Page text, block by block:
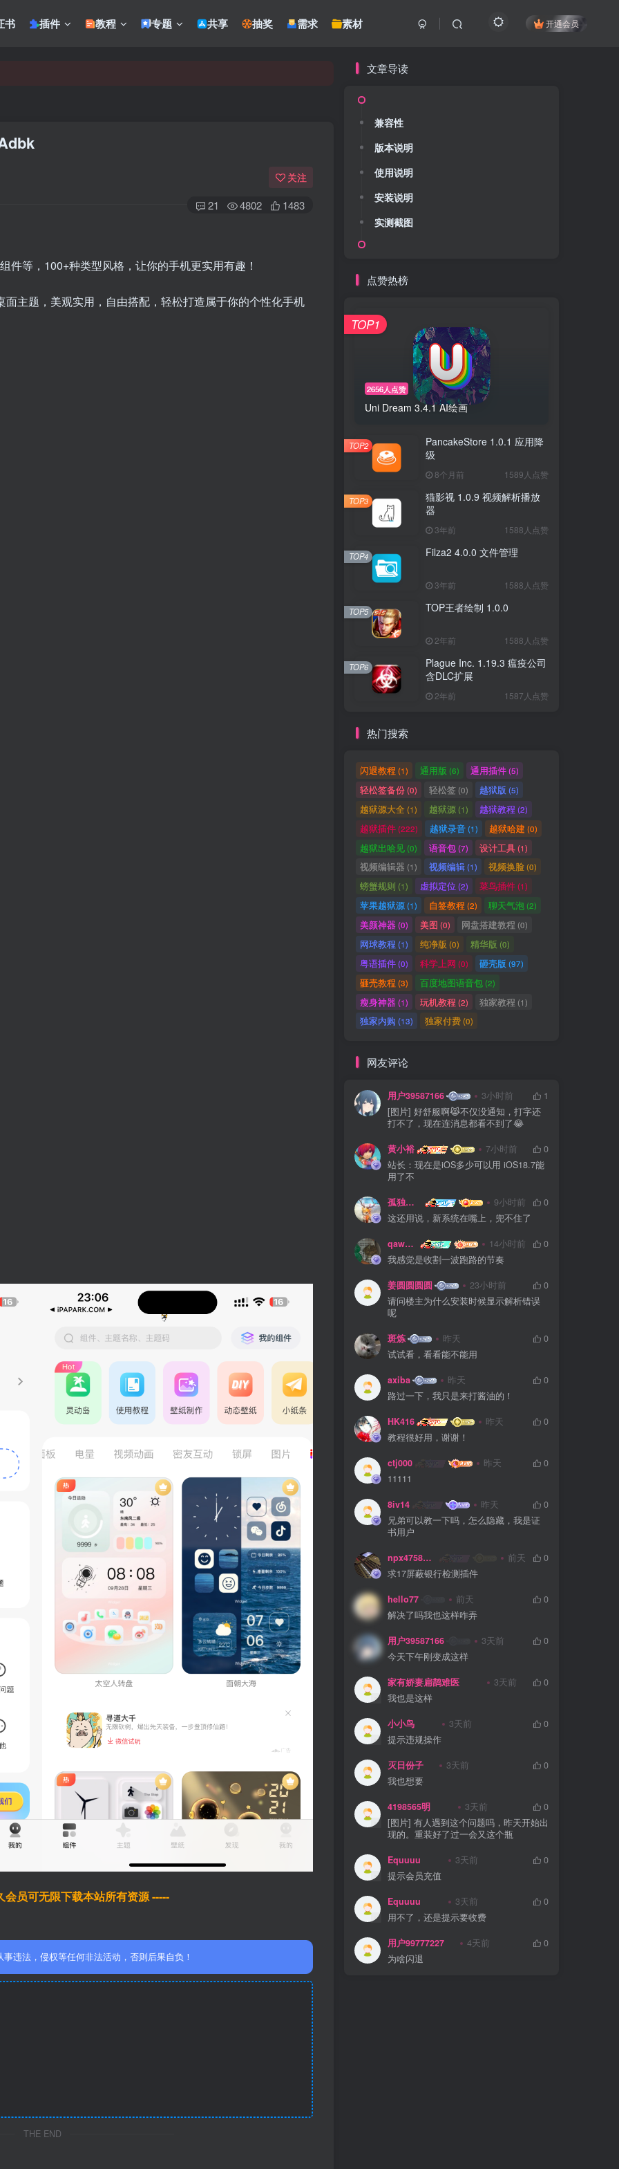
书 插件 教程 专题 共享 抽奖 需求 素材 开通会员
关注
21 4802 1483
件等，100+种类型风格，让你的手机更实用有趣！
主题，美观实用，自由搭配，轻松打造属于你的个性化手机
会员可无限下载本站所有资源 -----
违法，侵权等任何非法活动，否则后果自负！
THE END
文章导读
兼容性
版本说明
使用说明
安装说明
实测截图
点赞热榜
2656人点赞
Uni Dream 3.4.1 AI绘画
TOP1
PancakeStore 1.0.1 应用降
级
8个月前 1589人点赞
TOP2
猫影视 1.0.9 视频解析播放
器
3年前 1588人点赞
TOP3
Filza2 4.0.0 文件管理
3年前 1588人点赞
TOP4
TOP王者绘制 1.0.0
2年前 1588人点赞
TOP5
Plague Inc. 1.19.3 瘟疫公司
含DLC扩展
2年前 1587人点赞
TOP6
热门搜索
闪退教程 (1) 通用版 (6) 通用插件(5)
轻松签备份(0) 轻松签(0) 越狱版 (5)
越狱源大全(1) 越狱源(1) 越狱教程 (2)
越狱插件(222) 越狱录音(1) 越狱哈建 (0)
越狱出哈见(0) 语音包(7) 设计工具(1)
视频编辑器 (1) 视频编辑(1) 视频换脸(0)
螃蟹规则 (1) 虚拟定位 (2) 菜鸟插件(1)
苹果越狱源(1) 自签教程 (2) 聊天气泡(2)
美颜神器(0) 美图 (0) 网盘搭建教程 (0)
网球教程 (1) 纯净版 (0) 精华版 (0)
粤语插件(0) 科学上网 (0) 砸壳版 (97)
砸壳教程 (3) 百度地图语音包(2)
瘦身神器(1) 玩机教程 (2) 独家教程 (1)
独家内购 (13) 独家付费(0)
网友评论
用户39587166 3小时前
1
[图片] 好舒服啊😹不仅没通知，打字还
打不了，现在连消息都看不到了😂
黄小裕 7小时前
0
站长：现在是iOS多少可以用 iOS18.7能
用了不
孤独浪人 9小时前
0
这还用说，新系统在嘴上，兜不住了
qaws111879 14小时前
0
我感觉是收割一波跑路的节奏
姜圆圆圆圆 23小时前
0
请问楼主为什么安装时候显示解析错误
呢
斑炼 昨天
0
试试看，看看能不能用
axiba 昨天
0
路过一下，我只是来打酱油的！
HK416 昨天
0
教程很好用，谢谢！
ctj000 昨天
0
11111
8iv14 昨天
0
兄弟可以教一下吗，怎么隐藏，我是证
书用户
npx475805841 前天
0
求17屏蔽银行检测插件
hello77 前天
0
解决了吗我也这样咋弄
用户39587166 3天前
0
今天下午刚变成这样
家有娇妻扁鹊难医 3天前
0
我也是这样
小小鸟
0
提示违规操作
灭日份子 3天前
0
我也想要
4198565明
0
[图片] 有人遇到这个问题吗，昨天开始出
现的。重装好了过一会又这个瓶
Equuuu 3天前
0
提示会员充值
Equuuu 3天前
0
用不了，还是提示要收费
用户99777227 4天前
0
为啥闪退